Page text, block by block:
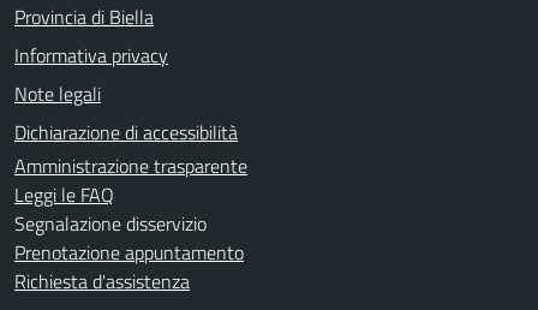
Provincia di Biella
Informativa privacy
Note legali
Dichiarazione di accessibilità
Amministrazione trasparente
Leggi le FAQ
Segnalazione disservizio
Prenotazione appuntamento
Richiesta d'assistenza